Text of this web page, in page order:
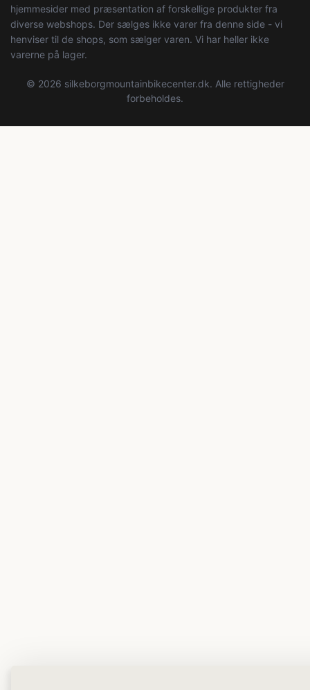
hjemmesider med præsentation af forskellige produkter fra
diverse webshops. Der sælges ikke varer fra denne side - vi
henviser til de shops, som sælger varen. Vi har heller ikke
varerne på lager.
© 2026 silkeborgmountainbikecenter.dk. Alle rettigheder
forbeholdes.